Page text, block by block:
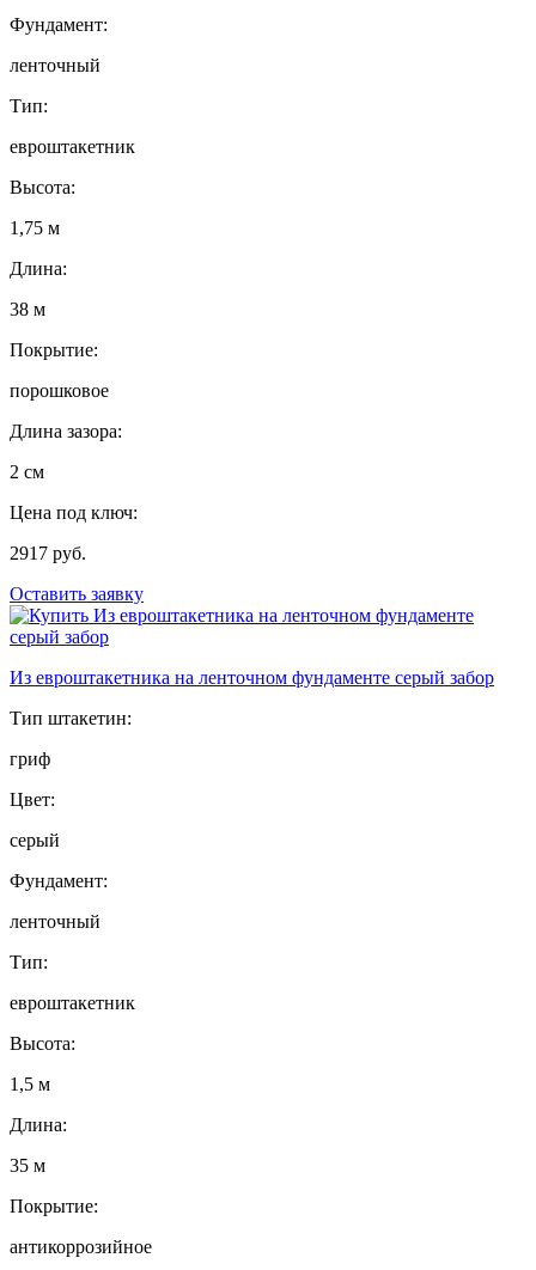
Фундамент:
ленточный
Тип:
евроштакетник
Высота:
1,75 м
Длина:
38 м
Покрытие:
порошковое
Длина зазора:
2 см
Цена под ключ:
2917 руб.
Оставить заявку
Из евроштакетника на ленточном фундаменте серый забор
Тип штакетин:
гриф
Цвет:
серый
Фундамент:
ленточный
Тип:
евроштакетник
Высота:
1,5 м
Длина:
35 м
Покрытие:
антикоррозийное